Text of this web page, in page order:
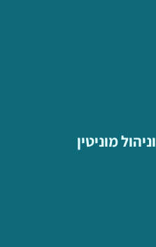
מוניטין